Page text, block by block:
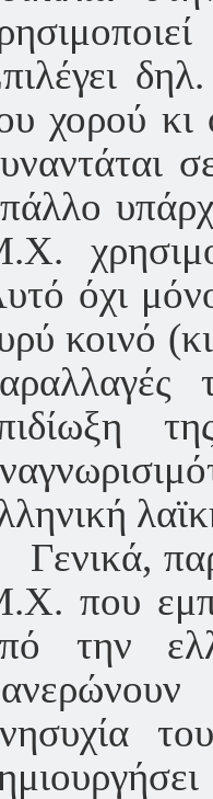
χορού κι
όχι
κοινό
Γενικά,
που
την